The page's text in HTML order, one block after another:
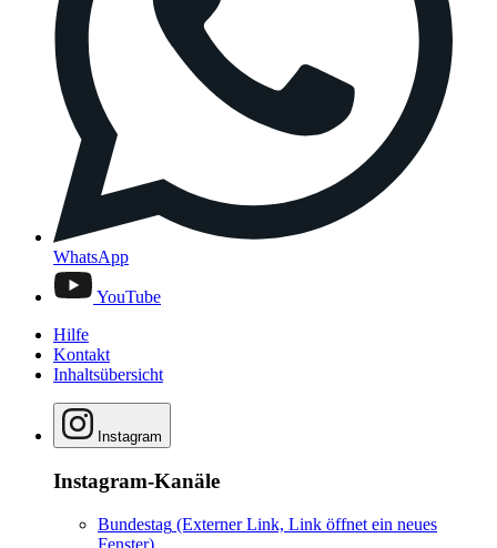
WhatsApp
YouTube
Hilfe
Kontakt
Inhaltsübersicht
Instagram
Instagram-Kanäle
Bundestag (Externer Link, Link öffnet ein neues
Fenster)